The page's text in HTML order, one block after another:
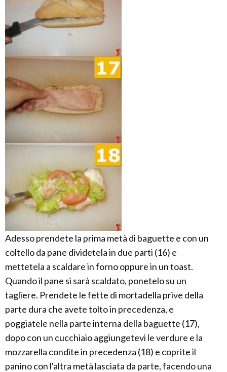
Adesso prendete la prima metà di baguette e con un
coltello da pane dividetela in due parti (16) e
mettetela a scaldare in forno oppure in un toast.
Quando il pane si sarà scaldato, ponetelo su un
tagliere. Prendete le fette di mortadella prive della
parte dura che avete tolto in precedenza, e
poggiatele nella parte interna della baguette (17),
dopo con un cucchiaio aggiungetevi le verdure e la
mozzarella condite in precedenza (18) e coprite il
panino con l'altra metà lasciata da parte, facendo una